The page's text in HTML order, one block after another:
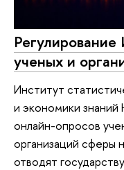
ученых и
Институт
и экономики
онлайн-опросов
организаций сферы
отводят